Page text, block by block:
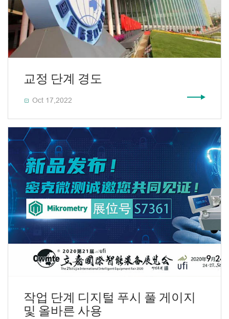
교정 단계 경도
 Oct 17,2022
작업 단계 디지털 푸시 풀 게이지
및 올바른 사용